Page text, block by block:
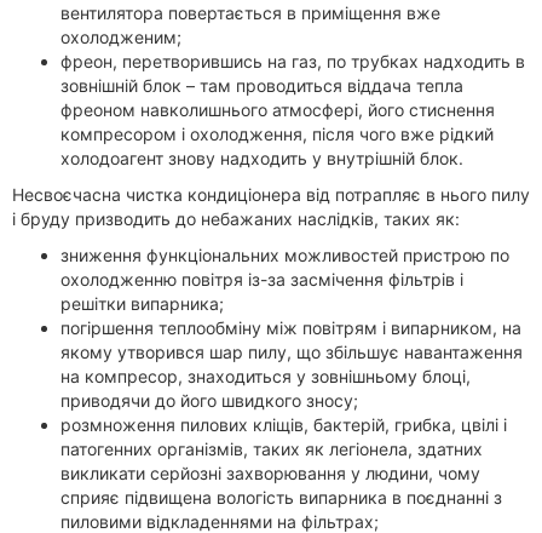
вентилятора повертається в приміщення вже
охолодженим;
фреон, перетворившись на газ, по трубках надходить в
зовнішній блок – там проводиться віддача тепла
фреоном навколишнього атмосфері, його стиснення
компресором і охолодження, після чого вже рідкий
холодоагент знову надходить у внутрішній блок.
Несвоєчасна чистка кондиціонера від потрапляє в нього пилу
і бруду призводить до небажаних наслідків, таких як:
зниження функціональних можливостей пристрою по
охолодженню повітря із-за засмічення фільтрів і
решітки випарника;
погіршення теплообміну між повітрям і випарником, на
якому утворився шар пилу, що збільшує навантаження
на компресор, знаходиться у зовнішньому блоці,
приводячи до його швидкого зносу;
розмноження пилових кліщів, бактерій, грибка, цвілі і
патогенних організмів, таких як легіонела, здатних
викликати серйозні захворювання у людини, чому
сприяє підвищена вологість випарника в поєднанні з
пиловими відкладеннями на фільтрах;